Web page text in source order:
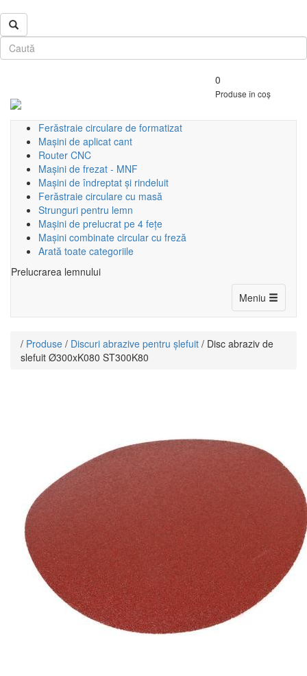
0
Produse în coș
Ferăstraie circulare de formatizat
Mașini de aplicat cant
Router CNC
Mașini de frezat - MNF
Mașini de îndreptat și rindeluit
Ferăstraie circulare cu masă
Strunguri pentru lemn
Mașini de prelucrat pe 4 fețe
Mașini combinate circular cu freză
Arată toate categoriile
Prelucrarea lemnului
Meniu Toggle
/ Produse / Discuri abrazive pentru șlefuit / Disc abraziv de
slefuit Ø300xK080 ST300K80